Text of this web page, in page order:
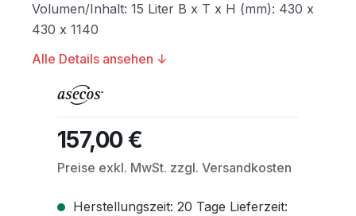
Volumen/Inhalt: 15 Liter B x T x H (mm): 430 x
430 x 1140
Alle Details ansehen ↓
Regulärer Preis:
157,00 €
Preise exkl. MwSt. zzgl. Versandkosten
Herstellungszeit: 20 Tage Lieferzeit: